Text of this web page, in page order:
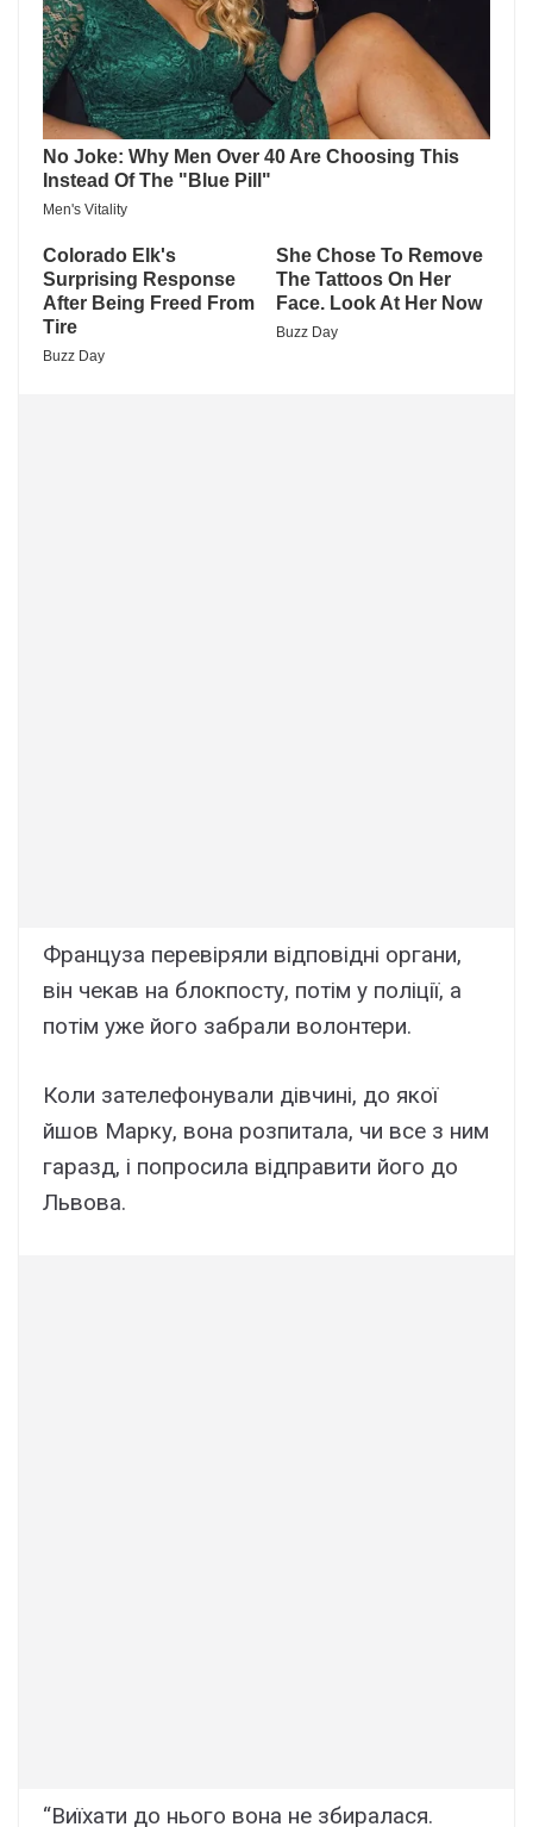
Француза перевіряли відповідні органи,
він чекав на блокпосту, потім у поліції, а
потім уже його забрали волонтери.
Коли зателефонували дівчині, до якої
йшов Марку, вона розпитала, чи все з ним
гаразд, і попросила відправити його до
Львова.
“Виїхати до нього вона не збиралася.